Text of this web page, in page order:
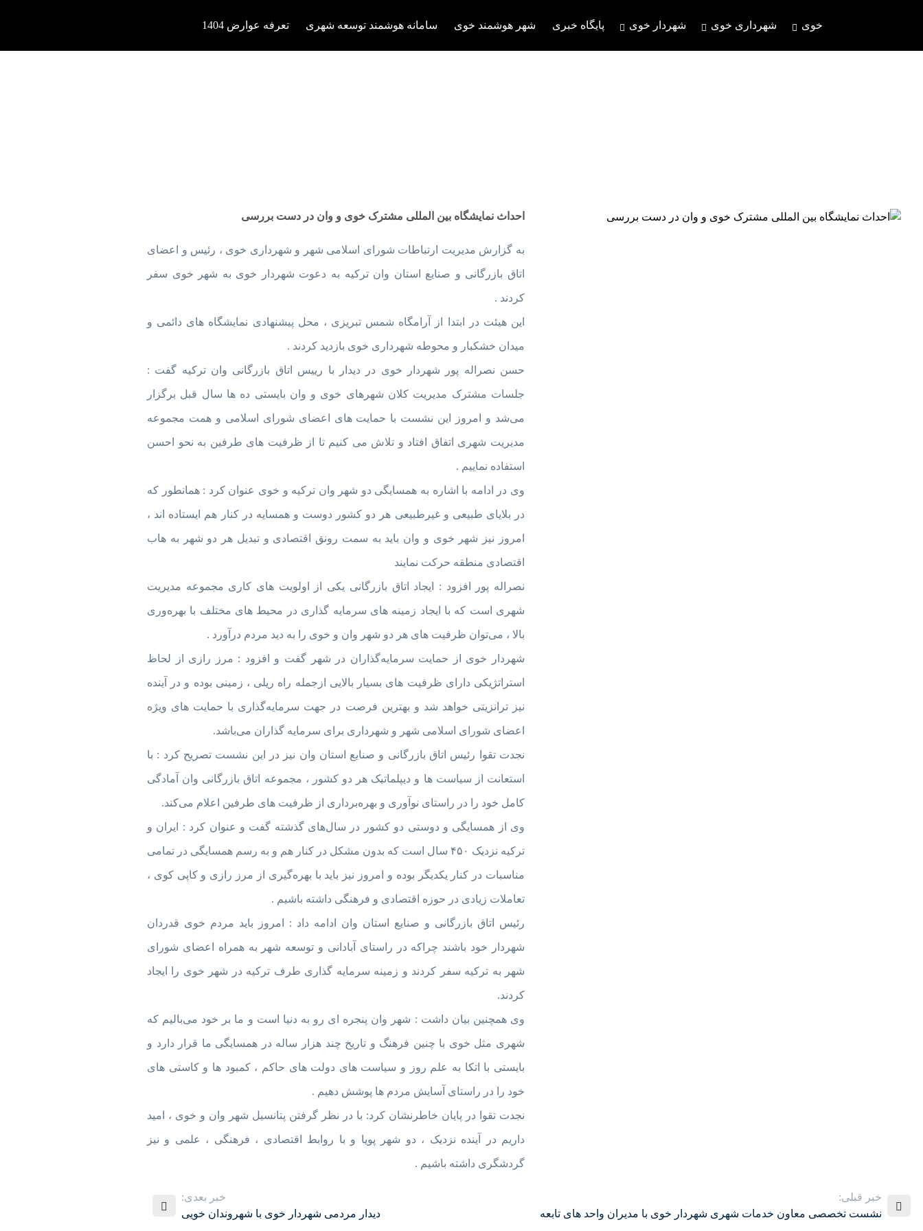
خوی شهرداری خوی شهردار خوی پایگاه خبری شهر هوشمند خوی سامانه هوشمند توسعه شهری تعرفه عوارض 1404
احداث نمایشگاه بین المللی مشترک خوی و وان در دست بررسی
به گزارش مدیریت ارتباطات شورای اسلامی شهر و شهرداری خوی ، رئیس و اعضای
اتاق بازرگانی و صنایع استان وان ترکیه به دعوت شهردار خوی به شهر خوی سفر
کردند .
این هیئت در ابتدا از آرامگاه شمس تبریزی ، محل پیشنهادی نمایشگاه های دائمی و
میدان خشکبار و محوطه شهرداری خوی بازدید کردند .
حسن نصراله پور شهردار خوی در دیدار با رییس اتاق بازرگانی وان ترکیه گفت :
جلسات مشترک مدیریت کلان شهرهای خوی و وان بایستی ده ها سال قبل برگزار
می‌شد و امروز این نشست با حمایت های اعضای شورای اسلامی و همت مجموعه
مدیریت شهری اتفاق افتاد و تلاش می کنیم تا از ظرفیت های طرفین به نحو احسن
استفاده نماییم .
وی در ادامه با اشاره به همسایگی دو شهر وان ترکیه و خوی عنوان کرد : همانطور که
در بلایای طبیعی و غیرطبیعی هر دو کشور دوست و همسایه در کنار هم ایستاده اند ،
امروز نیز شهر خوی و وان باید به سمت رونق اقتصادی و تبدیل هر دو شهر به هاب
اقتصادی منطقه حرکت نمایند
نصراله پور افزود : ایجاد اتاق بازرگانی یکی از اولویت های کاری مجموعه مدیریت
شهری است که با ایجاد زمینه های سرمایه گذاری در محیط های مختلف با بهره‌وری
بالا ، می‌توان ظرفیت های هر دو شهر وان و خوی را به دید مردم درآورد .
شهردار خوی از حمایت سرمایه‌گذاران در شهر گفت و افزود : مرز رازی از لحاظ
استراتژیکی دارای ظرفیت های بسیار بالایی ازجمله راه ریلی ، زمینی بوده و در آینده
نیز ترانزیتی خواهد شد و بهترین فرصت در جهت سرمایه‌گذاری با حمایت های ویژه
اعضای شورای اسلامی شهر و شهرداری برای سرمایه گذاران می‌باشد.
نجدت تقوا رئیس اتاق بازرگانی و صنایع استان وان نیز در این نشست تصریح کرد : با
استعانت از سیاست ها و دیپلماتیک هر دو کشور ، مجموعه اتاق بازرگانی وان آمادگی
کامل خود را در راستای نوآوری و بهره‌برداری از ظرفیت های طرفین اعلام می‌کند.
وی از همسایگی و دوستی دو کشور در سال‌های گذشته گفت و عنوان کرد : ایران و
ترکیه نزدیک ۴۵۰ سال است که بدون مشکل در کنار هم و به رسم همسایگی در تمامی
مناسبات در کنار یکدیگر بوده و امروز نیز باید با بهره‌گیری از مرز رازی و کاپی کوی ،
تعاملات زیادی در حوزه اقتصادی و فرهنگی داشته باشیم .
رئیس اتاق بازرگانی و صنایع استان وان ادامه داد : امروز باید مردم خوی قدردان
شهردار خود باشند چراکه در راستای آبادانی و توسعه شهر به همراه اعضای شورای
شهر به ترکیه سفر کردند و زمینه سرمایه گذاری طرف ترکیه در شهر خوی را ایجاد
کردند.
وی همچنین بیان داشت : شهر وان پنجره ای رو به دنیا است و ما بر خود می‌بالیم که
شهری مثل خوی با چنین فرهنگ و تاریخ چند هزار ساله در همسایگی ما قرار دارد و
بایستی با اتکا به علم روز و سیاست های دولت های حاکم ، کمبود ها و کاستی های
خود را در راستای آسایش مردم ها پوشش دهیم .
نجدت تقوا در پایان خاطرنشان کرد: با در نظر گرفتن پتانسیل شهر وان و خوی ، امید
داریم در آینده نزدیک ، دو شهر پویا و با روابط اقتصادی ، فرهنگی ، علمی و نیز
گردشگری داشته باشیم .
خبر قبلی:
نشست تخصصی معاون خدمات شهری شهردار خوی با مدیران واحد های تابعه
خبر بعدی:
دیدار مردمی شهردار خوی با شهروندان خویی